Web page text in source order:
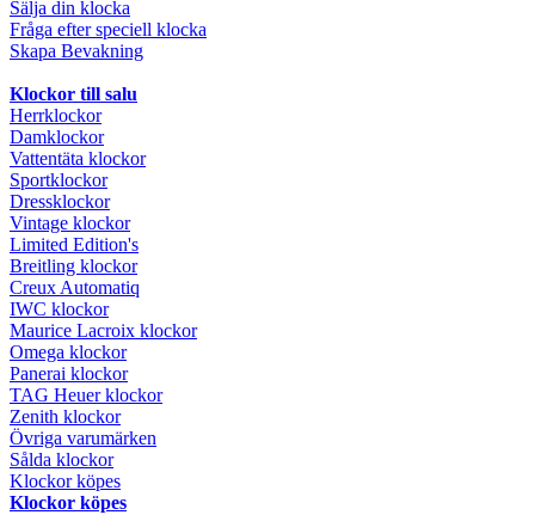
Sälja din klocka
Fråga efter speciell klocka
Skapa Bevakning
Klockor till salu
Herrklockor
Damklockor
Vattentäta klockor
Sportklockor
Dressklockor
Vintage klockor
Limited Edition's
Breitling klockor
Creux Automatiq
IWC klockor
Maurice Lacroix klockor
Omega klockor
Panerai klockor
TAG Heuer klockor
Zenith klockor
Övriga varumärken
Sålda klockor
Klockor köpes
Klockor köpes